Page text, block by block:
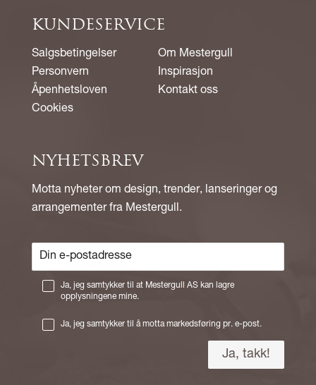
KUNDESERVICE
Salgsbetingelser
Personvern
Åpenhetsloven
Cookies
Om Mestergull
Inspirasjon
Kontakt oss
NYHETSBREV
Motta nyheter om design, trender, lanseringer og
arrangementer fra Mestergull.
Ja, jeg samtykker til at Mestergull AS kan lagre
opplysningene mine.
Ja, jeg samtykker til å motta markedsføring pr. e-post.